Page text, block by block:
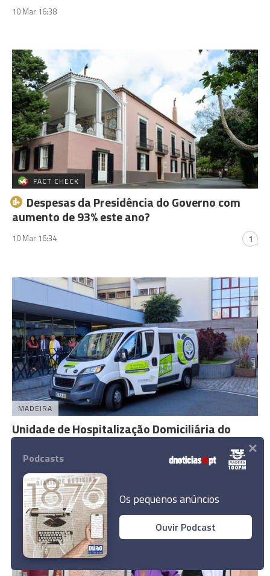
10 Mar 16:38
FACT CHECK
Despesas da Presidência do Governo com
aumento de 93% este ano?
10 Mar 16:34 1
MADEIRA
Unidade de Hospitalização Domiciliária do
SESARAM já arrancou
10 Mar 16:24
Podcasts
Os pequenos anúncios
Ouvir Podcast
×